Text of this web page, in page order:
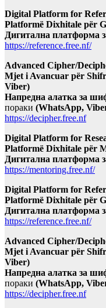
Digital Platform for
Platformë Dixhitale për
Дигитална платформа
https://reference.free.nf/
Advanced Cipher/
Mjet i Avancuar për
Viber)
Напредна алатка за
пораки (WhatsApp,
https://decipher.free.nf
Digital Platform for
Platformë Dixhitale për
Дигитална платформа
https://mentoring.free.nf/
Digital Platform for
Platformë Dixhitale për
Дигитална платформа
https://reference.free.nf/
Advanced Cipher/
Mjet i Avancuar për
Viber)
Напредна алатка за
пораки (WhatsApp,
https://decipher.free.nf